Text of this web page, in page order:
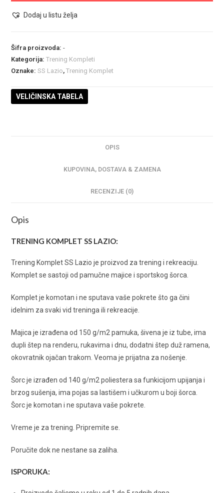
Dodaj u listu želja
Šifra proizvoda:-
Kategorija:Trening Kompleti
Oznake:SS Lazio,Trening Komplet
VELIČINSKA TABELA
OPIS
KUPOVINA, DOSTAVA & ZAMENA
RECENZIJE (0)
Opis
TRENING KOMPLET SS LAZIO:
Trening Komplet SS Lazio je proizvod za trening i rekreaciju.
Komplet se sastoji od pamučne majice i sportskog šorca.
Komplet je komotan i ne sputava vaše pokrete što ga čini
idelnim za svaki vid treninga ili rekreacije.
Majica je izrađena od 150 g/m2 pamuka, šivena je iz tube, ima
dupli štep na renderu, rukavima i dnu, dodatni štep duž ramena,
okovratnik ojačan trakom. Veoma je prijatna za nošenje.
Šorc je izrađen od 140 g/m2 poliestera sa funkicijom upijanja i
brzog sušenja, ima pojas sa lastišem i učkurom u boji šorca.
Šorc je komotan i ne sputava vaše pokrete.
Vreme je za trening. Pripremite se.
Poručite dok ne nestane sa zaliha.
ISPORUKA: